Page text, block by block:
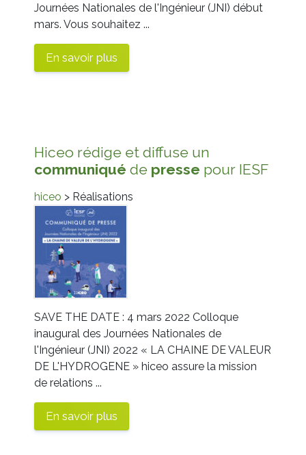
Journées Nationales de l'Ingénieur (JNI) début
mars. Vous souhaitez ...
En savoir plus
Hiceo rédige et diffuse un
communiqué de presse pour IESF
hiceo > Réalisations
SAVE THE DATE : 4 mars 2022 Colloque
inaugural des Journées Nationales de
l'Ingénieur (JNI) 2022 « LA CHAINE DE VALEUR
DE L'HYDROGENE » hiceo assure la mission
de relations ...
En savoir plus